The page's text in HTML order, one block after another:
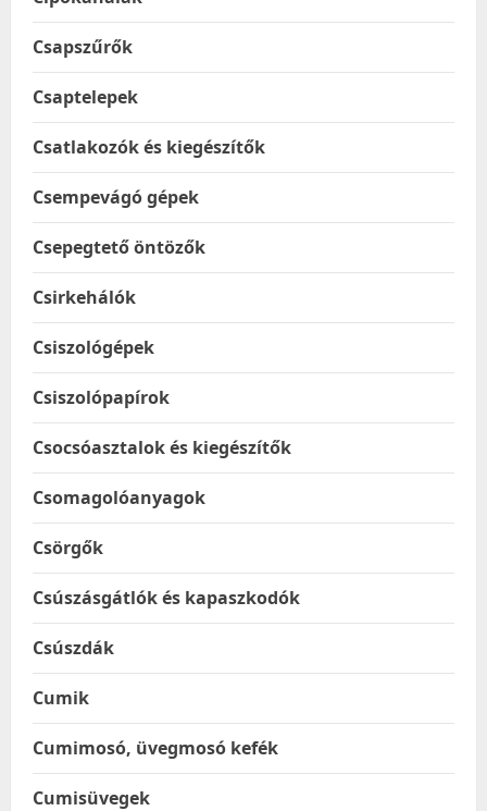
Csapszűrők
Csaptelepek
Csatlakozók és kiegészítők
Csempevágó gépek
Csepegtető öntözők
Csirkehálók
Csiszológépek
Csiszolópapírok
Csocsóasztalok és kiegészítők
Csomagolóanyagok
Csörgők
Csúszásgátlók és kapaszkodók
Csúszdák
Cumik
Cumimosó, üvegmosó kefék
Cumisüvegek